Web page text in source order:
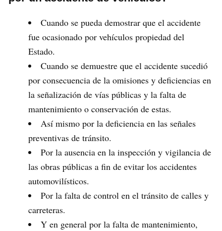
Cuando se pueda demostrar que el accidente
fue ocasionado por vehículos propiedad del
Estado.
Cuando se demuestre que el accidente sucedió
por consecuencia de la omisiones y deficiencias en
la señalización de vías públicas y la falta de
mantenimiento o conservación de estas.
Así mismo por la deficiencia en las señales
preventivas de tránsito.
Por la ausencia en la inspección y vigilancia de
las obras públicas a fin de evitar los accidentes
automovilísticos.
Por la falta de control en el tránsito de calles y
carreteras.
Y en general por la falta de mantenimiento,